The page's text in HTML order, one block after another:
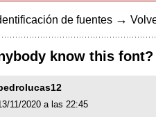
de fuentes →
know this font?
11/2020 a las 22:45